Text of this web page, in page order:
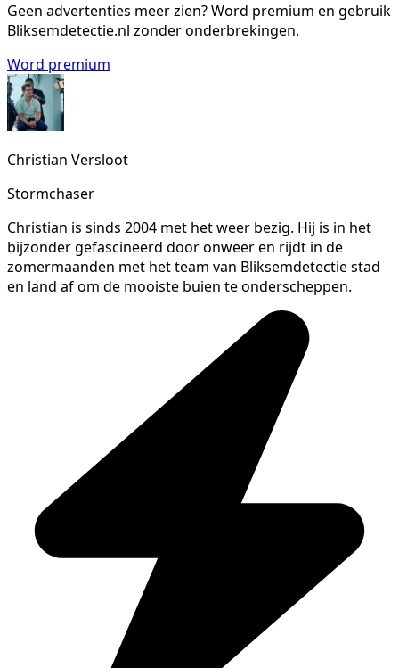
Geen advertenties meer zien?Word premium en gebruik
Bliksemdetectie.nl zonder onderbrekingen.
Word premium
Christian Versloot
Stormchaser
Christian is sinds 2004 met het weer bezig. Hij is in het
bijzonder gefascineerd door onweer en rijdt in de
zomermaanden met het team van Bliksemdetectie stad
en land af om de mooiste buien te onderscheppen.